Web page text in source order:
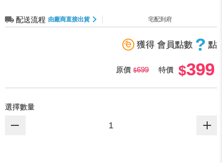
配送流程 由廠商直接出貨 宅配到府
獲得 會員點數 ? 點
原價 699 特價 399
選擇數量